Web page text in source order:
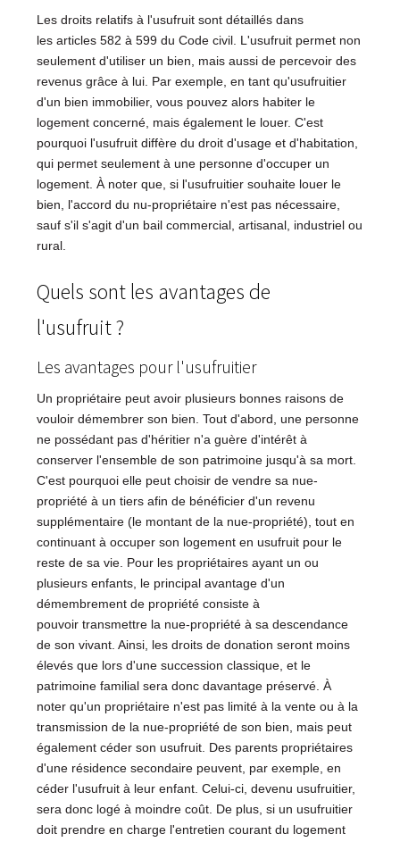
Les droits relatifs à l'usufruit sont détaillés dans
les articles 582 à 599 du Code civil. L'usufruit permet non
seulement d'utiliser un bien, mais aussi de percevoir des
revenus grâce à lui. Par exemple, en tant qu'usufruitier
d'un bien immobilier, vous pouvez alors habiter le
logement concerné, mais également le louer. C'est
pourquoi l'usufruit diffère du droit d'usage et d'habitation,
qui permet seulement à une personne d'occuper un
logement. À noter que, si l'usufruitier souhaite louer le
bien, l'accord du nu-propriétaire n'est pas nécessaire,
sauf s'il s'agit d'un bail commercial, artisanal, industriel ou
rural.
Quels sont les avantages de
l'usufruit ?
Les avantages pour l'usufruitier
Un propriétaire peut avoir plusieurs bonnes raisons de
vouloir démembrer son bien. Tout d'abord, une personne
ne possédant pas d'héritier n'a guère d'intérêt à
conserver l'ensemble de son patrimoine jusqu'à sa mort.
C'est pourquoi elle peut choisir de vendre sa nue-
propriété à un tiers afin de bénéficier d'un revenu
supplémentaire (le montant de la nue-propriété), tout en
continuant à occuper son logement en usufruit pour le
reste de sa vie. Pour les propriétaires ayant un ou
plusieurs enfants, le principal avantage d'un
démembrement de propriété consiste à
pouvoir transmettre la nue-propriété à sa descendance
de son vivant. Ainsi, les droits de donation seront moins
élevés que lors d'une succession classique, et le
patrimoine familial sera donc davantage préservé. À
noter qu'un propriétaire n'est pas limité à la vente ou à la
transmission de la nue-propriété de son bien, mais peut
également céder son usufruit. Des parents propriétaires
d'une résidence secondaire peuvent, par exemple, en
céder l'usufruit à leur enfant. Celui-ci, devenu usufruitier,
sera donc logé à moindre coût. De plus, si un usufruitier
doit prendre en charge l'entretien courant du logement